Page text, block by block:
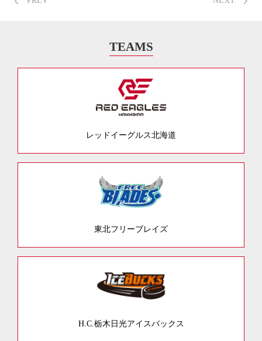
TEAMS
レッドイーグルス北海道
東北フリーブレイズ
H.C.栃木日光アイスバックス